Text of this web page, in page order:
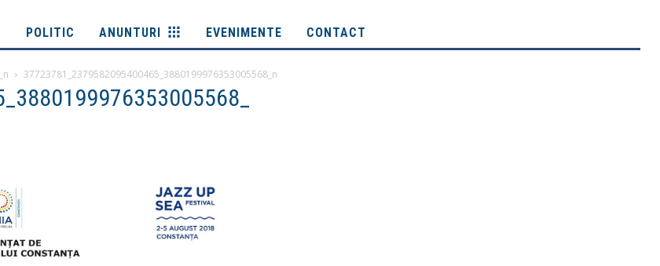
POLITIC ANUNTURI EVENIMENTE CONTACT
37723781_2379582095400465_3880199976353005568_n